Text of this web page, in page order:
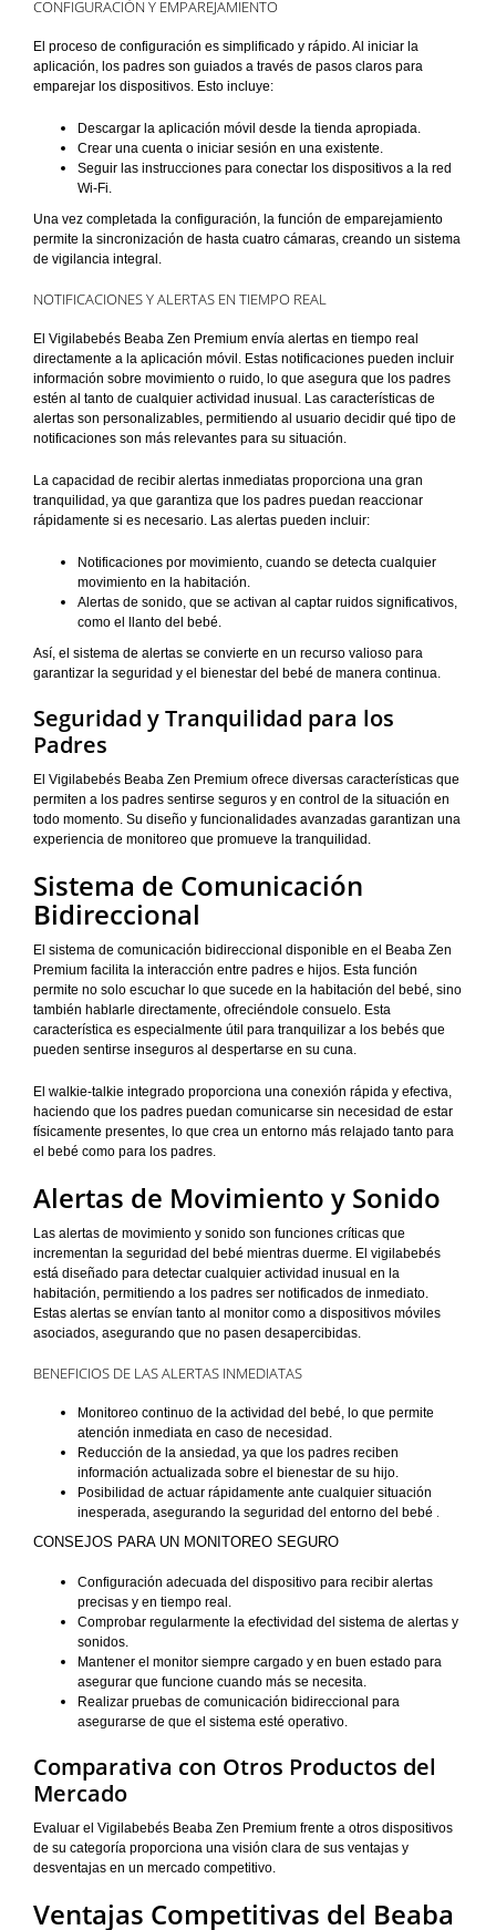
CONFIGURACIÓN Y EMPAREJAMIENTO
El proceso de configuración es simplificado y rápido. Al iniciar la
aplicación, los padres son guiados a través de pasos claros para
emparejar los dispositivos. Esto incluye:
Descargar la aplicación móvil desde la tienda apropiada.
Crear una cuenta o iniciar sesión en una existente.
Seguir las instrucciones para conectar los dispositivos a la red
Wi-Fi.
Una vez completada la configuración, la función de emparejamiento
permite la sincronización de hasta cuatro cámaras, creando un sistema
de vigilancia integral.
NOTIFICACIONES Y ALERTAS EN TIEMPO REAL
El Vigilabebés Beaba Zen Premium envía alertas en tiempo real
directamente a la aplicación móvil. Estas notificaciones pueden incluir
información sobre movimiento o ruido, lo que asegura que los padres
estén al tanto de cualquier actividad inusual. Las características de
alertas son personalizables, permitiendo al usuario decidir qué tipo de
notificaciones son más relevantes para su situación.
La capacidad de recibir alertas inmediatas proporciona una gran
tranquilidad, ya que garantiza que los padres puedan reaccionar
rápidamente si es necesario. Las alertas pueden incluir:
Notificaciones por movimiento, cuando se detecta cualquier
movimiento en la habitación.
Alertas de sonido, que se activan al captar ruidos significativos,
como el llanto del bebé.
Así, el sistema de alertas se convierte en un recurso valioso para
garantizar la seguridad y el bienestar del bebé de manera continua.
Seguridad y Tranquilidad para los
Padres
El Vigilabebés Beaba Zen Premium ofrece diversas características que
permiten a los padres sentirse seguros y en control de la situación en
todo momento. Su diseño y funcionalidades avanzadas garantizan una
experiencia de monitoreo que promueve la tranquilidad.
Sistema de Comunicación
Bidireccional
El sistema de comunicación bidireccional disponible en el Beaba Zen
Premium facilita la interacción entre padres e hijos. Esta función
permite no solo escuchar lo que sucede en la habitación del bebé, sino
también hablarle directamente, ofreciéndole consuelo. Esta
característica es especialmente útil para tranquilizar a los bebés que
pueden sentirse inseguros al despertarse en su cuna.
El walkie-talkie integrado proporciona una conexión rápida y efectiva,
haciendo que los padres puedan comunicarse sin necesidad de estar
físicamente presentes, lo que crea un entorno más relajado tanto para
el bebé como para los padres.
Alertas de Movimiento y Sonido
Las alertas de movimiento y sonido son funciones críticas que
incrementan la seguridad del bebé mientras duerme. El vigilabebés
está diseñado para detectar cualquier actividad inusual en la
habitación, permitiendo a los padres ser notificados de inmediato.
Estas alertas se envían tanto al monitor como a dispositivos móviles
asociados, asegurando que no pasen desapercibidas.
BENEFICIOS DE LAS ALERTAS INMEDIATAS
Monitoreo continuo de la actividad del bebé, lo que permite
atención inmediata en caso de necesidad.
Reducción de la ansiedad, ya que los padres reciben
información actualizada sobre el bienestar de su hijo.
Posibilidad de actuar rápidamente ante cualquier situación
inesperada, asegurando la seguridad del entorno del bebé .
CONSEJOS PARA UN MONITOREO SEGURO
Configuración adecuada del dispositivo para recibir alertas
precisas y en tiempo real.
Comprobar regularmente la efectividad del sistema de alertas y
sonidos.
Mantener el monitor siempre cargado y en buen estado para
asegurar que funcione cuando más se necesita.
Realizar pruebas de comunicación bidireccional para
asegurarse de que el sistema esté operativo.
Comparativa con Otros Productos del
Mercado
Evaluar el Vigilabebés Beaba Zen Premium frente a otros dispositivos
de su categoría proporciona una visión clara de sus ventajas y
desventajas en un mercado competitivo.
Ventajas Competitivas del Beaba